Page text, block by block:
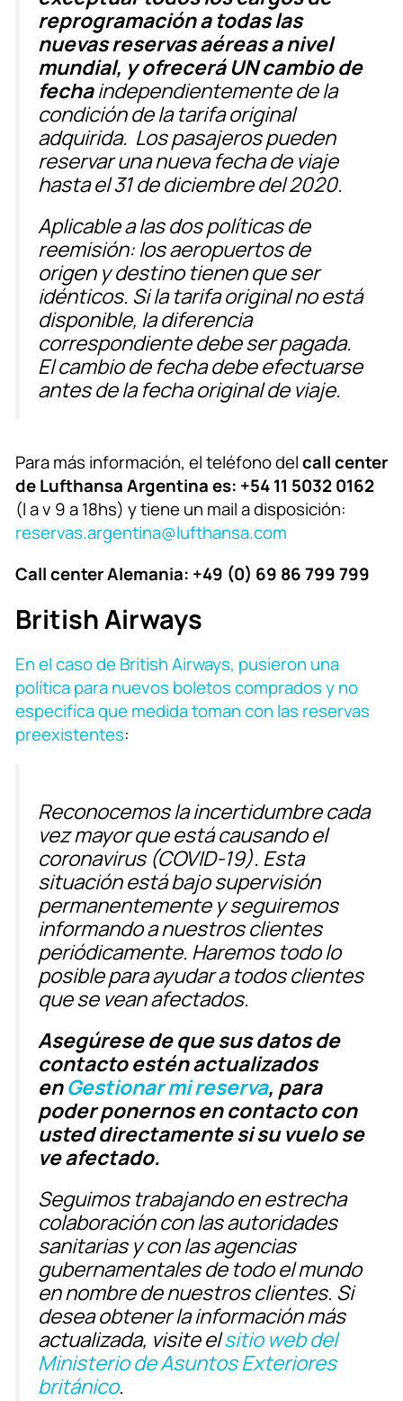
reprogramación a todas las
nuevas reservas aéreas a nivel
mundial, y ofrecerá UN cambio de
fechaindependientemente de la
condición de la tarifa original
adquirida. Los pasajeros pueden
reservar una nueva fecha de viaje
hasta el 31 de diciembre del 2020.
Aplicable a las dos políticas de
reemisión: los aeropuertos de
origen y destino tienen que ser
idénticos. Si la tarifa original no está
disponible, la diferencia
correspondiente debe ser pagada.
El cambio de fecha debe efectuarse
antes de la fecha original de viaje.
Para más información, el teléfono delcall center
de Lufthansa Argentina es: +54 11 5032 0162
(l a v 9 a 18hs) y tiene un mail a disposición:
reservas.argentina@lufthansa.com
Call center Alemania: +49 (0) 69 86 799 799
British Airways
En el caso de British Airways, pusieron una
política para nuevos boletos comprados y no
especifíca que medida toman con las reservas
preexistentes:
Reconocemos la incertidumbre cada
vez mayor que está causando el
coronavirus (COVID-19). Esta
situación está bajo supervisión
permanentemente y seguiremos
informando a nuestros clientes
periódicamente. Haremos todo lo
posible para ayudar a todos clientes
que se vean afectados.
Asegúrese de que sus datos de
contacto estén actualizados
enGestionar mi reserva, para
poder ponernos en contacto con
usted directamente si su vuelo se
ve afectado.
Seguimos trabajando en estrecha
colaboración con las autoridades
sanitarias y con las agencias
gubernamentales de todo el mundo
en nombre de nuestros clientes. Si
desea obtener la información más
actualizada, visite elsitio web del
Ministerio de Asuntos Exteriores
británico.